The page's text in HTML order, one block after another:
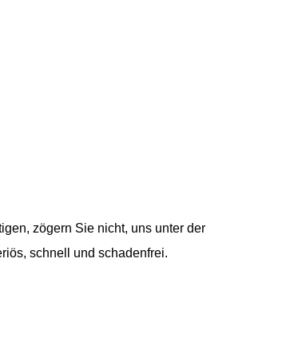
zögern Sie nicht, uns unter der
schnell und schadenfrei.